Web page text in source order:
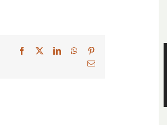
Facebook LinkedInWhatsApp
E-